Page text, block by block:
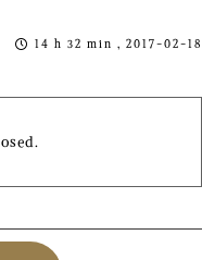
14 h 32 min , 2017-02-18